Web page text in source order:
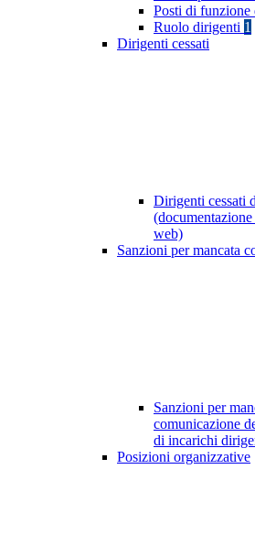
Posti di
Ruolo dirigenti 1
Dirigenti cessati
Dirigenti cessati
web)
Sanzioni per mancata
Sanzioni per
comunicazione
di incarichi
Posizioni organizzative